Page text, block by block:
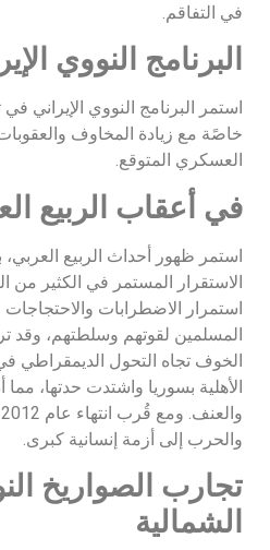
في التفاقم.
البرنامج النووي
استمر البرنامج النووي الإيراني
خاصًة مع زيادة المخاوف
العسكري المتوقع.
في أعقاب الربيع
استمر ظهور أحداث الربيع
الاستقرار المستمر في الكثير من
استمرار الاضطرابات
المسلمين لقوتهم وسلطتهم، وقد
الخوف تجاه التحول الديمقراطي
الأهلية بسوريا واشتدت حدتها، مما
والحرب إلى أزمة إنسانية كبرى.
تجارب الصواريخ
الشمالية